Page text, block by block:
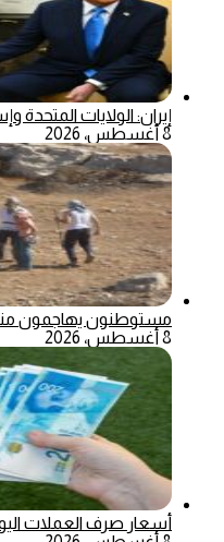
إيران: الولايات
8 أغسطس، 2026
مستوطنون يهاجمون
8 أغسطس، 2026
أسعار صرف العملات